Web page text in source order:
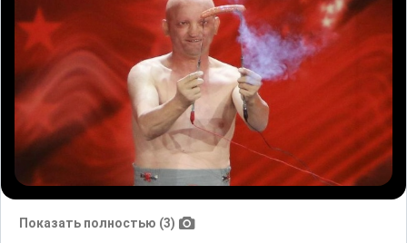
Показать полностью (3)